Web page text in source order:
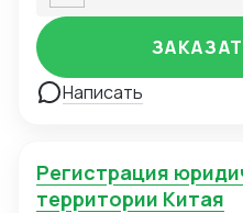
Написать
Регистрация юридического лица на
территории Китая